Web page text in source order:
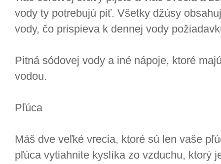
vody ty potrebujú piť. Všetky džúsy
vody, čo prispieva k dennej vody
Pitná sódovej vody a iné nápoje, ktoré
vodou.
Pľúca
Máš dve veľké vrecia, ktoré sú len vaše
pľúca vytiahnite kyslíka zo vzduchu, ktorý